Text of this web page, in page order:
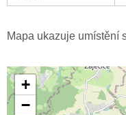
Mapa ukazuje umístění
+
−